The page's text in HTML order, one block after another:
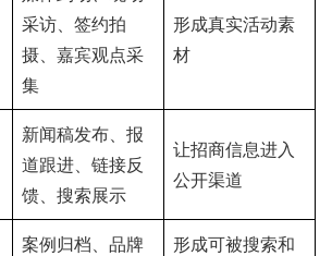
采访、签约拍
摄、嘉宾观点采
集
形成真实活动素
材
新闻稿发布、报
道跟进、链接反
馈、搜索展示
让招商信息进入
公开渠道
案例归档、品牌
形成可被搜索和